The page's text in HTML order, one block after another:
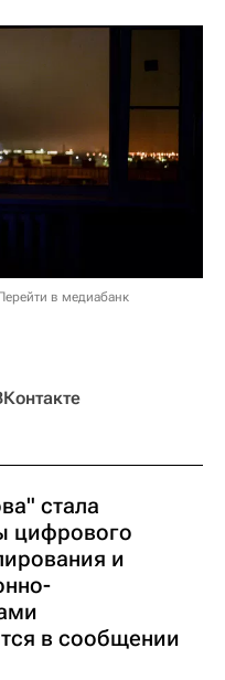
в медиабанк
стала
цифрового
и
в сообщении